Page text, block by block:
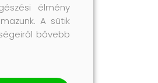
élmény
A sütik
bővebb